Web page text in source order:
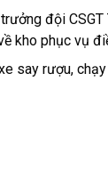
đội
kho phục vụ
say rượu,